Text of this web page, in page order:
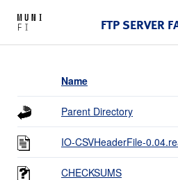
FTP SERVER
Name
Parent Directory
IO-CSVHeaderFile-
CHECKSUMS